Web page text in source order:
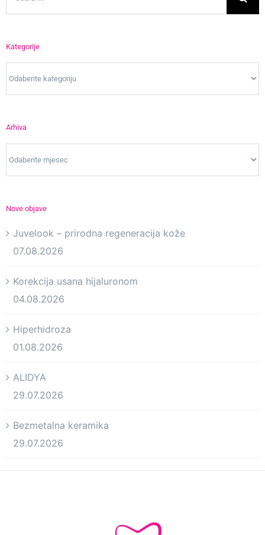
Kategorije
Arhiva
Nove objave
Juvelook – prirodna regeneracija kože
07.08.2026
Korekcija usana hijaluronom
04.08.2026
Hiperhidroza
01.08.2026
ALIDYA
29.07.2026
Bezmetalna keramika
29.07.2026